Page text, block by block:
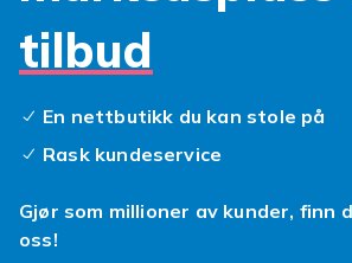
tilbud
En nettbutikk du kan stole på
Rask kundeservice
Gjør som millioner av kunder, finn
oss!